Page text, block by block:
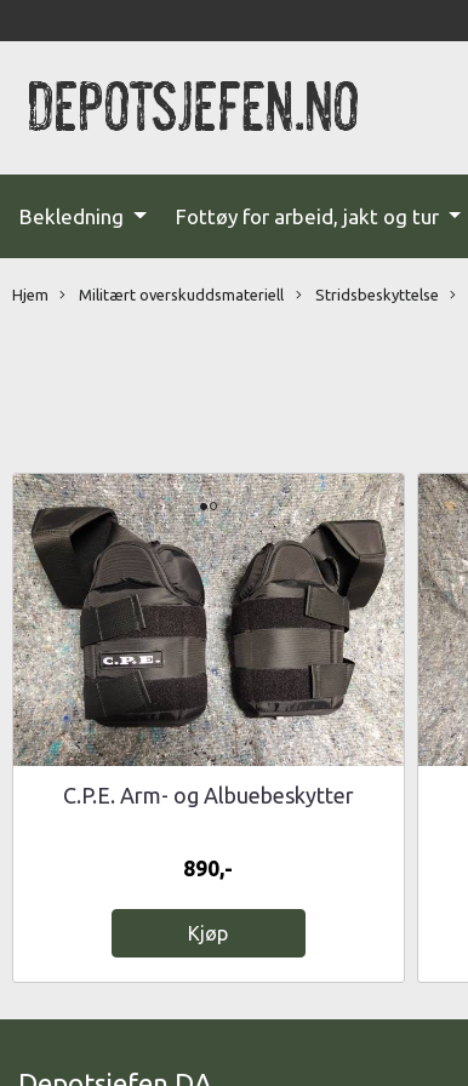
Bekledning Fottøy for arbeid, jakt og tur
Hjem Militært overskuddsmateriell Stridsbeskyttelse
C.P.E. Arm- og Albuebeskytter
890,-
Kjøp